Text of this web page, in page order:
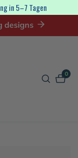
in 5–7 Tagen
designs
0
0